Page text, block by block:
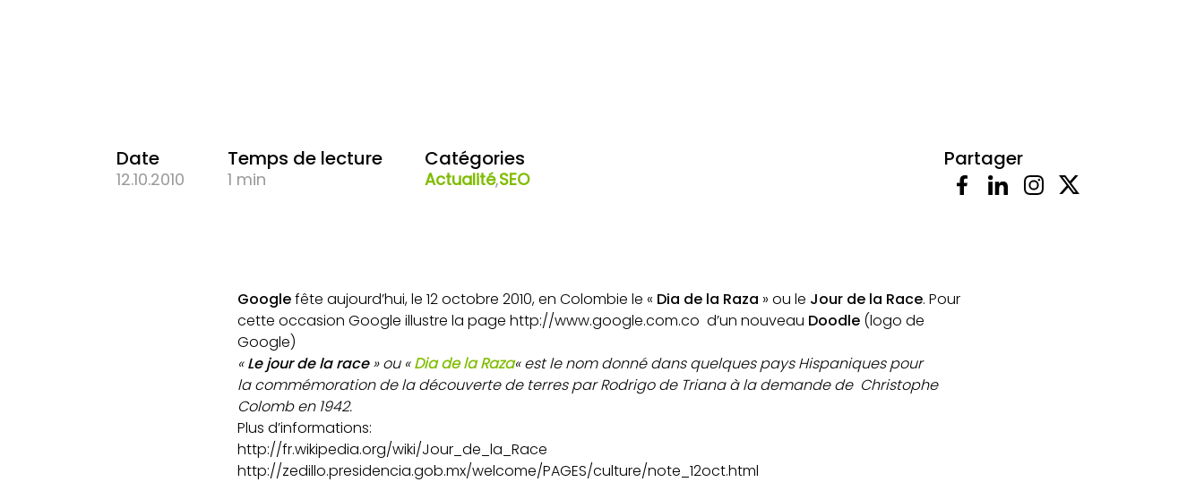
Date
12.10.2010
Temps de lecture
1 min
Catégories
Actualité,SEO
Partager
Googlefête aujourd’hui, le 12 octobre 2010, en Colombie le « Dia de la Raza » ou le Jour de la Race. Pour
cette occasion Google illustre la page http://www.google.com.co d’un nouveau Doodle (logo de
Google)
«Le jour de la race» ou «Dia de la Raza« est le nom donné dans quelques pays Hispaniques pour
la commémoration de la découverte de terres par Rodrigo de Triana à la demande de Christophe
Colomb en 1942.
Plus d’informations:
http://fr.wikipedia.org/wiki/Jour_de_la_Race
http://zedillo.presidencia.gob.mx/welcome/PAGES/culture/note_12oct.html